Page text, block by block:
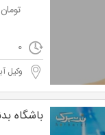
تومان
0
وکیل
باشگاه